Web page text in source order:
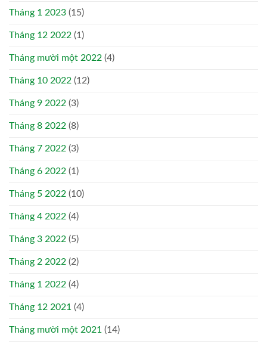
Tháng 1 2023 (15)
Tháng 12 2022 (1)
Tháng mười một 2022 (4)
Tháng 10 2022 (12)
Tháng 9 2022 (3)
Tháng 8 2022 (8)
Tháng 7 2022 (3)
Tháng 6 2022 (1)
Tháng 5 2022 (10)
Tháng 4 2022 (4)
Tháng 3 2022 (5)
Tháng 2 2022 (2)
Tháng 1 2022 (4)
Tháng 12 2021 (4)
Tháng mười một 2021 (14)